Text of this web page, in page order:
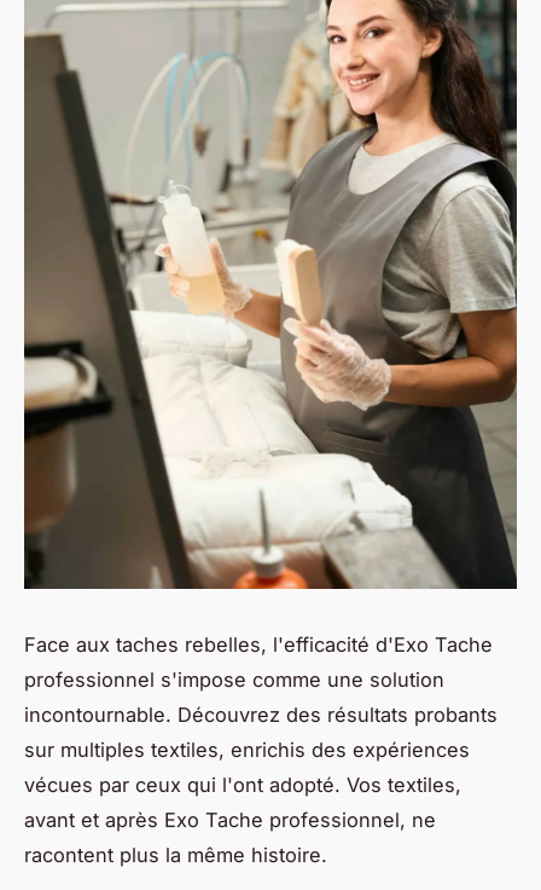
Face aux taches rebelles, l'efficacité d'Exo Tache
professionnel s'impose comme une solution
incontournable. Découvrez des résultats probants
sur multiples textiles, enrichis des expériences
vécues par ceux qui l'ont adopté. Vos textiles,
avant et après Exo Tache professionnel, ne
racontent plus la même histoire.